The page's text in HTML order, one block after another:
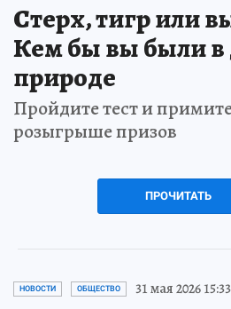
Стерх, тигр или
Кем бы вы были
природе
Пройдите тест и
розыгрыше призов
ПРОЧИТАТЬ
НОВОСТИ ОБЩЕСТВО 31 мая 2026 15:33